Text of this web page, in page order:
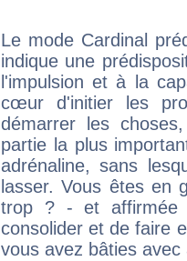
Le mode Cardinal
indique une
l'impulsion et à la
cœur d'initier les
démarrer les
partie la plus
adrénaline, sans
lasser. Vous êtes en
trop ? - et affirmée
consolider et de faire
vous avez bâties avec